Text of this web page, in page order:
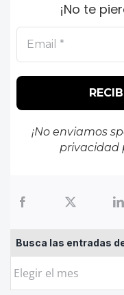
¡No te
¡No enviamos
privacidad
Busca las entradas
Busca